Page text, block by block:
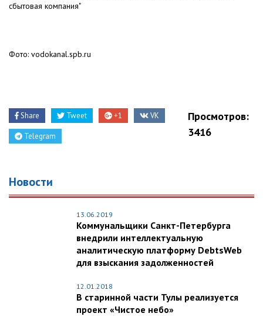
сбытовая компания"
Фото: vodokanal.spb.ru
Share Tweet +1 VK
Telegram
Просмотров:
3416
Новости
13.06.2019
Коммунальщики Санкт-Петербурга
внедрили интеллектуальную
аналитическую платформу DebtsWeb
для взыскания задолженностей
12.01.2018
В старинной части Тулы реализуется
проект «Чистое небо»